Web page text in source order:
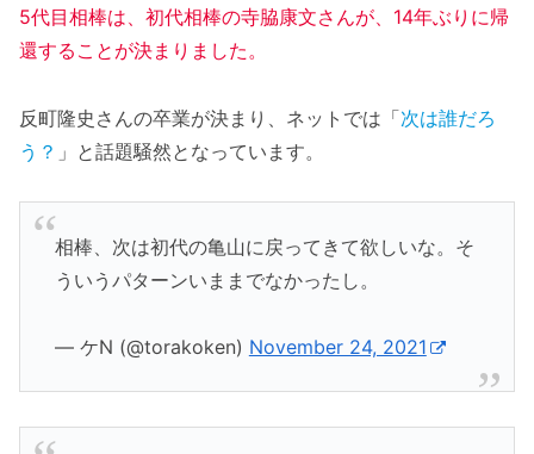
5代目相棒は、初代相棒の寺脇康文さんが
14年ぶりに帰
還することが決まりました。
反町隆史さんの卒業が決まり、ネットでは「次は誰だろ
う？ 」と話題騒然となっています。
相棒、次は初代の亀山に戻ってきて欲しいな。そ
ういうパターンいままでなかったし。
— ケN (@torakoken) November 24, 2021